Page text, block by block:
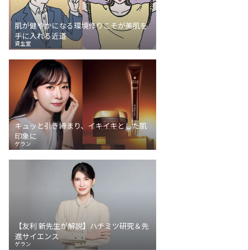
肌が健やかになる環境作りこそが美肌を
手に入れる近道
資生堂
キュッと引き締まり、イキイキとした肌
印象に
ゲラン
【友利 新先生が解説】ハチミツ研究＆先
進サイエンス
ゲラン